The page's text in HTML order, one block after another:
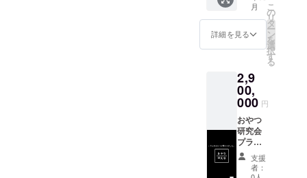
丹市園
部町南
八田中
山17 あ
かまつ
本梅
（旧西
本梅小
学校
内）３
階 ・営
業時間
帯 毎
週水・
木・金
す。 当
日に限
り研究
室内の
お菓子
放題。
有効期
限は発
行から1
年。 ・
店舗所
在地 〒
622-
0066 京
都府南
月
詳細を見る
こ
の
リ
タ
ー
ン
を
選
択
す
る
2,9
00,
000 円
おやつ
研究会
プラチ
ナ会員
証(フ
リーパ
支援
者：